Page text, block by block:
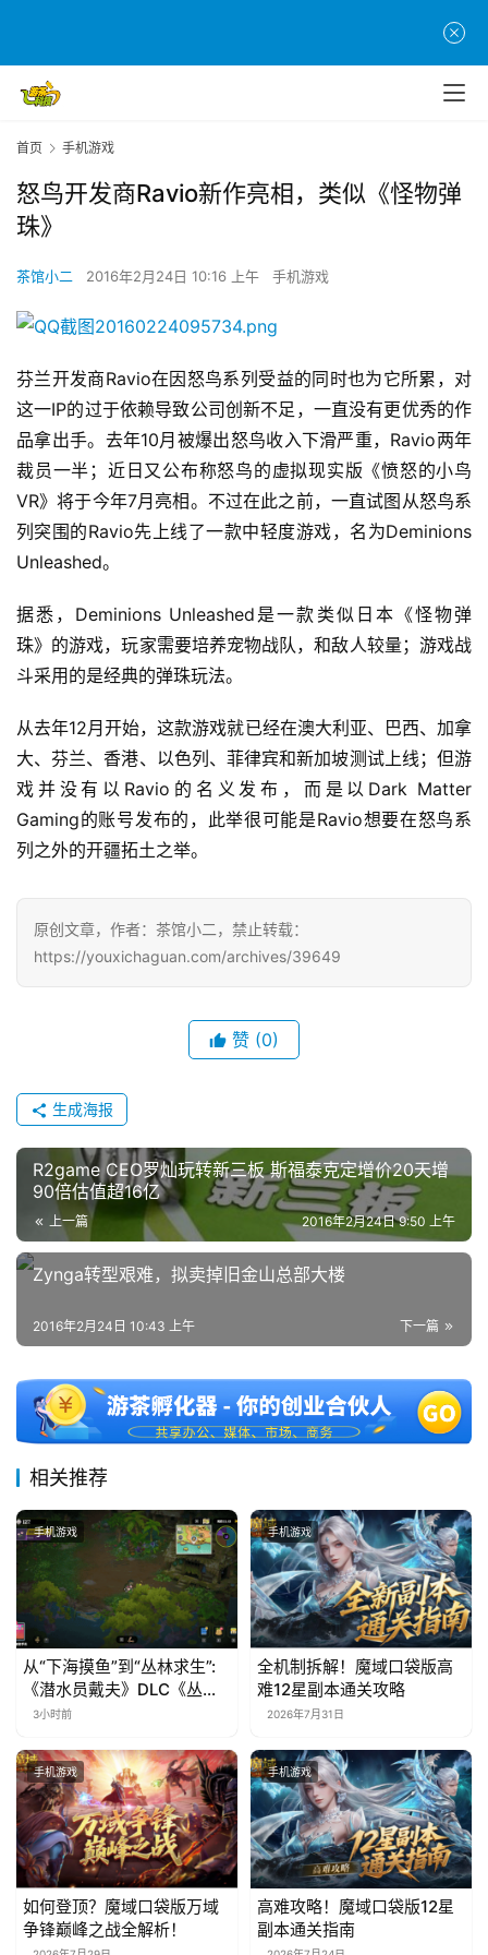
页
茶
原
创
游
戏
业
界
手
机
游
单
机
游
戏
休
闲
游
十
三
届
金
茶
7
月
3
0
日
游
茶
对
接
会
上
海
站
首页 手机游戏
怒鸟开发商Ravio新作亮相，类似《怪物弹
珠》
茶馆小二 2016年2月24日 10:16 上午 手机游戏
芬兰开发商Ravio在因怒鸟系列受益的同时也为它所累，对
这一IP的过于依赖导致公司创新不足，一直没有更优秀的作
品拿出手。去年10月被爆出怒鸟收入下滑严重，Ravio两年
裁员一半；近日又公布称怒鸟的虚拟现实版《愤怒的小鸟
VR》将于今年7月亮相。不过在此之前，一直试图从怒鸟系
列突围的Ravio先上线了一款中轻度游戏，名为Deminions
Unleashed。
据悉，Deminions Unleashed是一款类似日本《怪物弹
珠》的游戏，玩家需要培养宠物战队，和敌人较量；游戏战
斗采用的是经典的弹珠玩法。
从去年12月开始，这款游戏就已经在澳大利亚、巴西、加拿
大、芬兰、香港、以色列、菲律宾和新加坡测试上线；但游
戏并没有以Ravio的名义发布，而是以Dark Matter
Gaming的账号发布的，此举很可能是Ravio想要在怒鸟系
列之外的开疆拓土之举。
原创文章，作者：茶馆小二，禁止转载：
https://youxichaguan.com/archives/39649
赞 (0)
生成海报
R2game CEO罗灿玩转新三板 斯福泰克定增价20天增
90倍估值超16亿
上一篇 2016年2月24日 9:50 上午
Zynga转型艰难，拟卖掉旧金山总部大楼
下一篇
2016年2月24日 10:43 上午
相关推荐
手机游戏
从“下海摸鱼”到“丛林求生”:
《潜水员戴夫》DLC《丛
林》移动端定档8月14日
3小时前
手机游戏
全机制拆解！魔域口袋版高
难12星副本通关攻略
2026年7月31日
手机游戏
如何登顶？魔域口袋版万域
争锋巅峰之战全解析！
手机游戏
高难攻略！魔域口袋版12星
副本通关指南